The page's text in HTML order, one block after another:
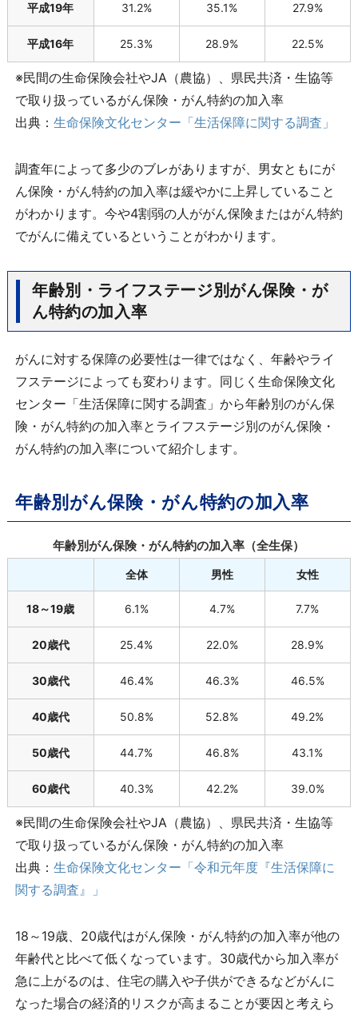
平成19年 31.2% 35.1% 27.9%
平成16年 25.3% 28.9% 22.5%
※民間の生命保険会社やJA（農協）、県民共済・生協等
で取り扱っているがん保険・がん特約の加入率
出典： 生命保険文化センター「生活保障に関する調査」
調査年によって多少のブレがありますが、男女ともにが
ん保険・がん特約の加入率は緩やかに上昇していること
がわかります。今や4割弱の人ががん保険またはがん特約
でがんに備えているということがわかります。
年齢別・ライフステージ別がん保険・が
ん特約の加入率
がんに対する保障の必要性は一律ではなく、年齢やライ
フステージによっても変わります。同じく生命保険文化
センター「生活保障に関する調査」から年齢別のがん保
険・がん特約の加入率とライフステージ別のがん保険・
がん特約の加入率について紹介します。
年齢別がん保険・がん特約の加入率
年齢別がん保険・がん特約の加入率（全生保）
全体 男性 女性
18～19歳 6.1% 4.7% 7.7%
20歳代 25.4% 22.0% 28.9%
30歳代 46.4% 46.3% 46.5%
40歳代 50.8% 52.8% 49.2%
50歳代 44.7% 46.8% 43.1%
60歳代 40.3% 42.2% 39.0%
※民間の生命保険会社やJA（農協）、県民共済・生協等
で取り扱っているがん保険・がん特約の加入率
出典： 生命保険文化センター「令和元年度『生活保障に
関する調査』」
18～19歳、20歳代はがん保険・がん特約の加入率が他の
年齢代と比べて低くなっています。30歳代から加入率が
急に上がるのは、住宅の購入や子供ができるなどがんに
なった場合の経済的リスクが高まることが要因と考えら